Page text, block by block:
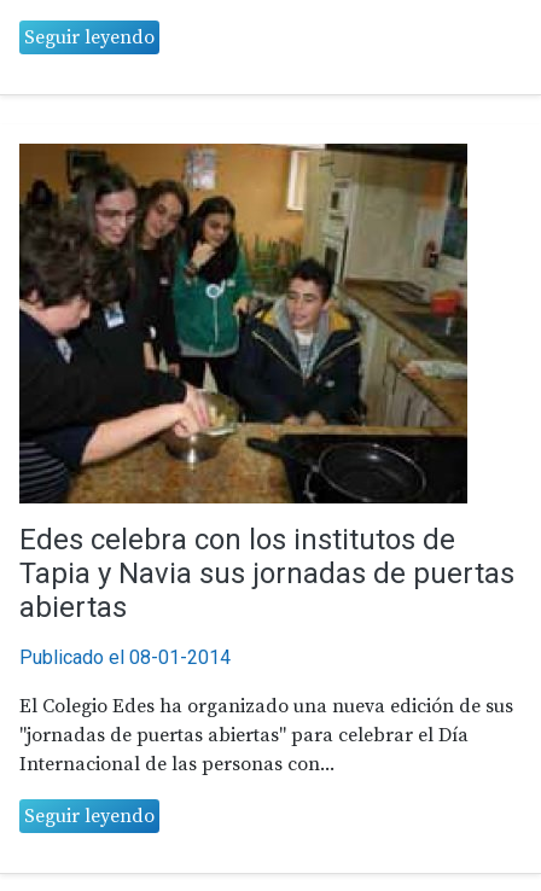
Seguir leyendo
Edes celebra con los institutos de
Tapia y Navia sus jornadas de puertas
abiertas
Publicado el 08-01-2014
El Colegio Edes ha organizado una nueva edición de sus
"jornadas de puertas abiertas" para celebrar el Día
Internacional de las personas con...
Seguir leyendo